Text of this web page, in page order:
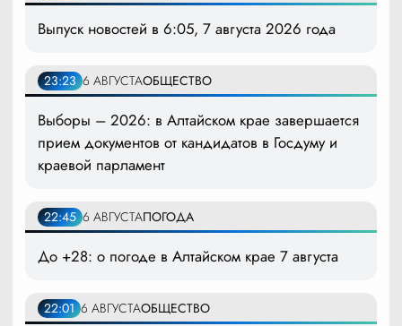
Выпуск новостей в 6:05, 7 августа 2026 года
23:23 6 АВГУСТАОБЩЕСТВО
Выборы – 2026: в Алтайском крае завершается
прием документов от кандидатов в Госдуму и
краевой парламент
22:45 6 АВГУСТАПОГОДА
До +28: о погоде в Алтайском крае 7 августа
22:01 6 АВГУСТАОБЩЕСТВО